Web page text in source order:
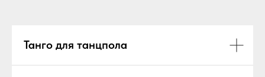
Танго для танцпола